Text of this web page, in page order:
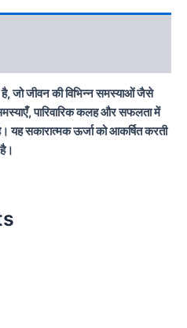
है, जो जीवन की विभिन्न समस्याओं जैसे
पारिवारिक कलह और सफलता में
यह सकारात्मक ऊर्जा को आकर्षित करती